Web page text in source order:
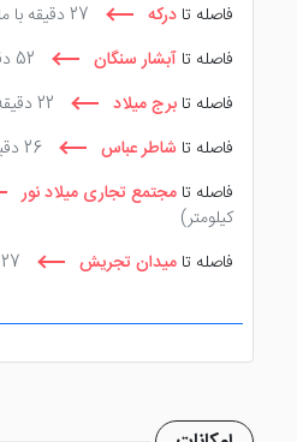
فاصله تا درکه 27 دقیقه با ماشین
فاصله تا آبشار سنگان 52 دقیقه با ماشین
فاصله تا برج میلاد 22 دقیقه با ماشین
فاصله تا شاطر عباس 26 دقیقه با ماشین
فاصله تا مجتمع تجاری میلاد نور
کیلومتر)
فاصله تا میدان تجریش 27 دقیقه با ماشین